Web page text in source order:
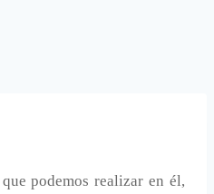
podemos realizar en él,